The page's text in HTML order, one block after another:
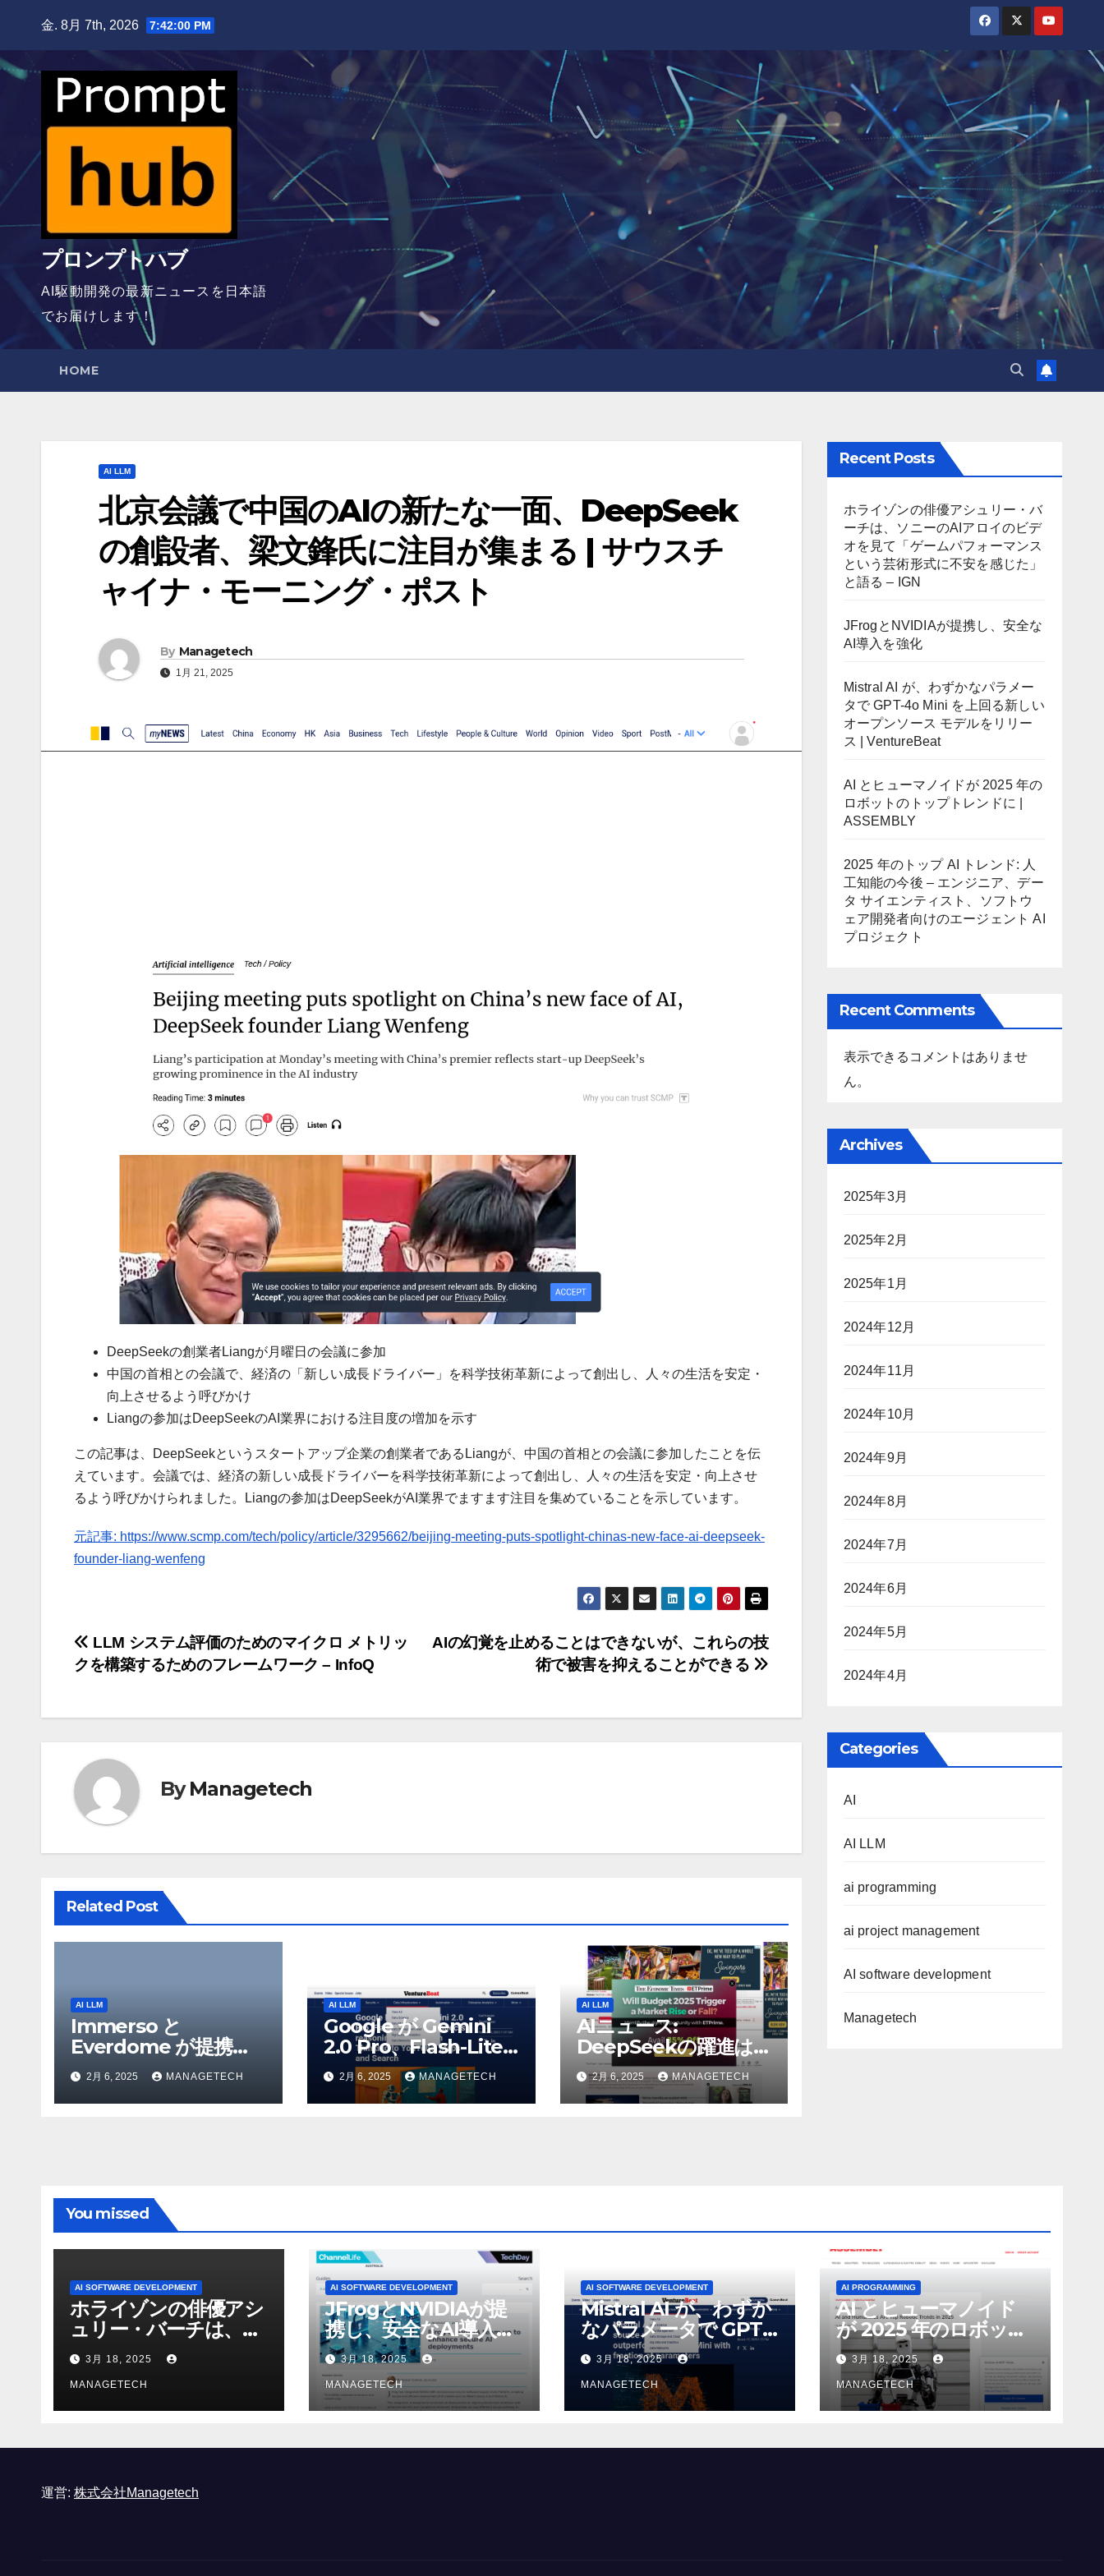
content
金. 8月 7th, 2026 7:42:01 PM
プロンプトハブ
AI駆動開発の最新ニュースを日本語
でお届けします！
HOME
AI LLM
北京会議で中国のAIの新たな一面、DeepSeek
の創設者、梁文鋒氏に注目が集まる | サウスチ
ャイナ・モーニング・ポスト
By Managetech
1月 21, 2025
DeepSeekの創業者Liangが月曜日の会議に参加
中国の首相との会議で、経済の「新しい成長ドライバー」を科学技術革新によって創出し、人々の生活を安定・
向上させるよう呼びかけ
Liangの参加はDeepSeekのAI業界における注目度の増加を示す
この記事は、DeepSeekというスタートアップ企業の創業者であるLiangが、中国の首相との会議に参加したことを伝
えています。会議では、経済の新しい成長ドライバーを科学技術革新によって創出し、人々の生活を安定・向上させ
るよう呼びかけられました。Liangの参加はDeepSeekがAI業界でますます注目を集めていることを示しています。
元記事: https://www.scmp.com/tech/policy/article/3295662/beijing-meeting-puts-spotlight-chinas-new-face-ai-deepseek-
founder-liang-wenfeng
投
稿
ナ
ゲ
ー
シ
ョ
ン
AIの幻覚を止めることはできないが、これらの技
術で被害を抑えることができる
LLM システム評価のためのマイクロ メトリッ
クを構築するためのフレームワーク – InfoQ
ByManagetech
Related Post
AI LLM
Immerso と
Everdome が提携
し、AI を活用した体
験を通じてメタバース
のイノベーションを推
2月 6, 2025 MANAGETECH
AI LLM
Google が Gemini
2.0 Pro、Flash-Lite
を発表、推論モデル
Flash Thinking を
YouTube、マップ、
2月 6, 2025 MANAGETECH
AI LLM
AIニュース:
DeepSeekの躍進は
AIの巨人に役立つだろ
うとウォール街のアナ
リストが語る – The
2月 6, 2025 MANAGETECH
Recent Posts
ホライゾンの俳優アシュリー・バ
ーチは、ソニーのAIアロイのビデ
オを見て「ゲームパフォーマンス
という芸術形式に不安を感じた」
と語る – IGN
JFrogとNVIDIAが提携し、安全な
AI導入を強化
Mistral AI が、わずかなパラメー
タで GPT-4o Mini を上回る新しい
オープンソース モデルをリリー
ス | VentureBeat
AI とヒューマノイドが 2025 年の
ロボットのトップトレンドに |
ASSEMBLY
2025 年のトップ AI トレンド: 人
工知能の今後 – エンジニア、デー
タ サイエンティスト、ソフトウ
ェア開発者向けのエージェント AI
プロジェクト
Recent Comments
表示できるコメントはありませ
ん。
Archives
2025年3月
2025年2月
2025年1月
2024年12月
2024年11月
2024年10月
2024年9月
2024年8月
2024年7月
2024年6月
2024年5月
2024年4月
Categories
AI
AI LLM
ai programming
ai project management
AI software development
Managetech
You missed
AI SOFTWARE DEVELOPMENT
ホライゾンの俳優アシ
ュリー・バーチは、ソ
ニーのAIアロイのビデ
オを見て「ゲームパフ
ォーマンスという芸術
形式に不安を感じた」
3月 18, 2025
MANAGETECH
AI SOFTWARE DEVELOPMENT
JFrogとNVIDIAが提
携し、安全なAI導入を
強化
3月 18, 2025
MANAGETECH
AI SOFTWARE DEVELOPMENT
Mistral AI が、わずか
なパラメータで GPT-
4o Mini を上回る新し
いオープンソース モ
デルをリリース |
VentureBeat
3月 18, 2025
MANAGETECH
AI PROGRAMMING
AI とヒューマノイド
が 2025 年のロボット
のトップトレンドに |
ASSEMBLY
3月 18, 2025
MANAGETECH
運営: 株式会社Managetech